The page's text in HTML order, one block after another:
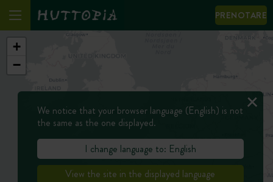
PRENOTARE
+
−
We notice that your browser language (English) is not
the same as the one displayed.
I change language to: English
View the site in the displayed language